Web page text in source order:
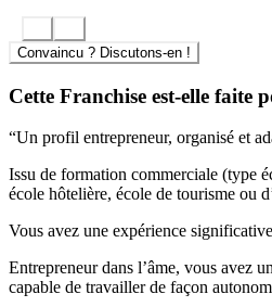
Choisir Tranquille Émile c’est miser
L’appui d’un savoir-faire
Des process optimisés pour
Un modèle d’affaires sans
Une politique de formation
compétences.
du marché régional.
L’engagement responsable au
Convaincu ? Discutons-en !
Cette Franchise est-elle faite
“Un profil entrepreneur, organisé et
Issu de formation commerciale (type
école hôtelière, école de tourisme ou
Vous avez une expérience
Entrepreneur dans l’âme, vous avez
capable de travailler de façon